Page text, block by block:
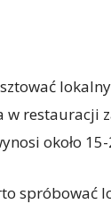
restauracji
około 15-
spróbować